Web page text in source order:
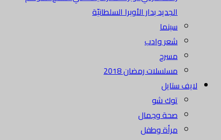
الجديد بدار الأوبرا السلطانيّة
سينما
شعر وادب
مسرح
مسلسلات رمضان 2018
لايف ستايل
توك شو
صحة وجمال
مرأة وطفل